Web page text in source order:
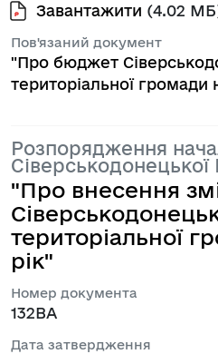
Завантажити (4.02
Пов'язаний документ
"Про бюджет
територіальної громади
Розпорядження
"Про внесення
територіальної
рік"
Номер документа
132ВА
Дата затвердження